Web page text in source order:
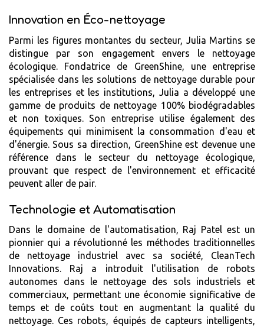
Innovation en Éco-nettoyage
Parmi les figures montantes du secteur, Julia Martins se
distingue par son engagement envers le nettoyage
écologique. Fondatrice de GreenShine, une entreprise
spécialisée dans les solutions de nettoyage durable pour
les entreprises et les institutions, Julia a développé une
gamme de produits de nettoyage 100% biodégradables
et non toxiques. Son entreprise utilise également des
équipements qui minimisent la consommation d'eau et
d'énergie. Sous sa direction, GreenShine est devenue une
référence dans le secteur du nettoyage écologique,
prouvant que respect de l'environnement et efficacité
peuvent aller de pair.
Technologie et Automatisation
Dans le domaine de l'automatisation, Raj Patel est un
pionnier qui a révolutionné les méthodes traditionnelles
de nettoyage industriel avec sa société, CleanTech
Innovations. Raj a introduit l'utilisation de robots
autonomes dans le nettoyage des sols industriels et
commerciaux, permettant une économie significative de
temps et de coûts tout en augmentant la qualité du
nettoyage. Ces robots, équipés de capteurs intelligents,